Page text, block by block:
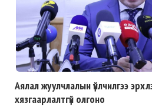
Аялал жуулчлалын үйлчилгээ
хязгаарлалтгүй олгоно